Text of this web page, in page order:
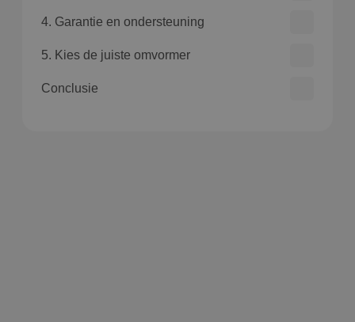
4. Garantie en ondersteuning
5. Kies de juiste omvormer
Conclusie